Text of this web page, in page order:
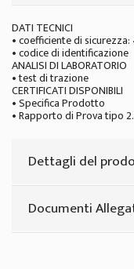
DATI TECNICI
• coefficiente di sicurezza:
• codice di identificazione
ANALISI DI LABORATORIO
• test di trazione
CERTIFICATI DISPONIBILI
• Specifica Prodotto
• Rapporto di Prova tipo
Dettagli del
Documenti